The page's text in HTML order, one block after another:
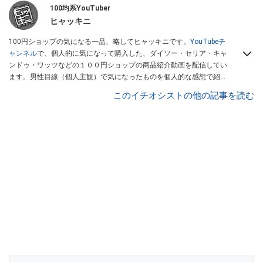
100均系YouTuber
ヒャッキニ
100円ショップの気になる一品、略してヒャッキニです。 YouTubeチ
ャンネルで、個人的に気になって購入した、ダイソー・セリア・キャ
ンドゥ・ワッツなどの１００円ショップの商品紹介動画を配信してい
ます。男性目線（個人主観）で気になったものを個人的な感想で紹介
このイチオシストの他の記事を読む